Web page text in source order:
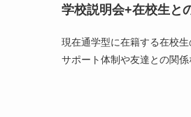
学校説明会+在校生と
現在通学型に在籍する在校
サポート体制や友達との関